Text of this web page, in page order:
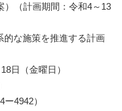
）（計画期間：令和4～13
的な施策を推進する計画
日（金曜日）
4942）